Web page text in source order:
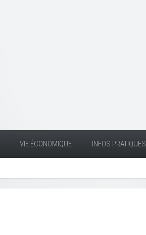
VIE ÉCONOMIQUE INFOS PRATIQUES